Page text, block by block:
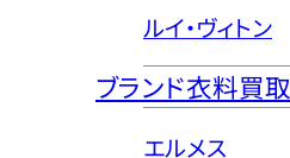
ルイ・ヴィトン
ブランド衣料買取
エルメス